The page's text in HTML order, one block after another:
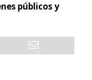
públicos y